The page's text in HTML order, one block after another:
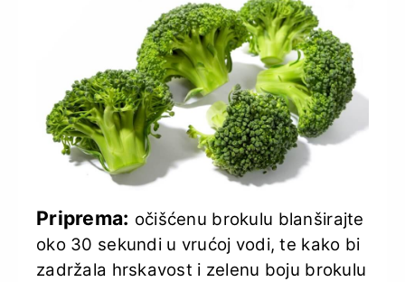
Priprema: očišćenu brokulu blanširajte
oko 30 sekundi u vrućoj vodi, te kako bi
zadržala hrskavost i zelenu boju brokulu